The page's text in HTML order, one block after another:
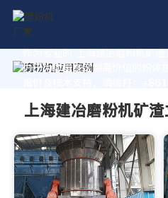
作为专业的 上海建冶磨粉机矿
力于为您量身定制高价值的粉体
上海建冶磨粉机矿